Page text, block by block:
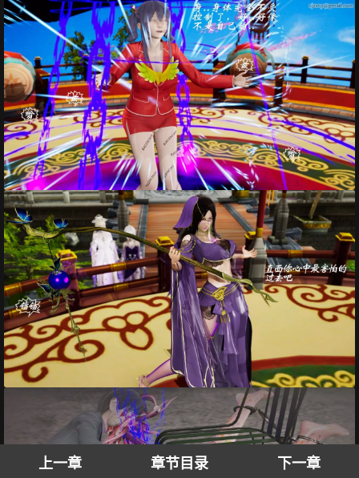
上一章 章节目录 下一章